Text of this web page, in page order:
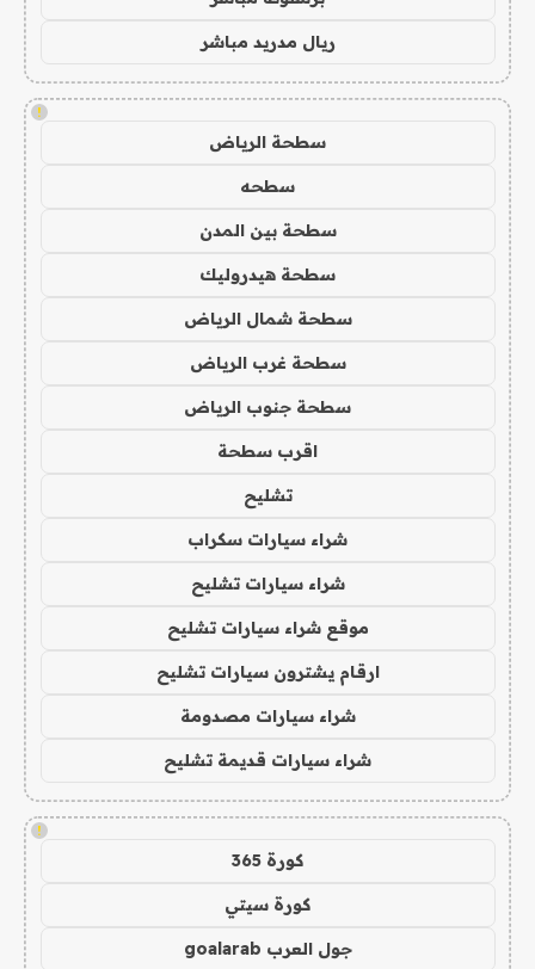
ريال مدريد مباشر
!
سطحة الرياض
سطحه
سطحة بين المدن
سطحة هيدروليك
سطحة شمال الرياض
سطحة غرب الرياض
سطحة جنوب الرياض
اقرب سطحة
تشليح
شراء سيارات سكراب
شراء سيارات تشليح
موقع شراء سيارات تشليح
ارقام يشترون سيارات تشليح
شراء سيارات مصدومة
شراء سيارات قديمة تشليح
!
كورة 365
كورة سيتي
جول العرب goalarab